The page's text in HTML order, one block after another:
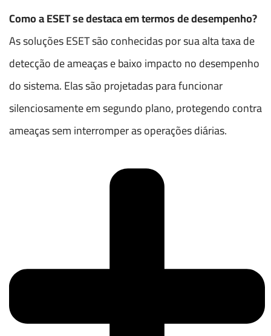
Como a ESET se destaca em termos de desempenho?
As soluções ESET são conhecidas por sua alta taxa de
detecção de ameaças e baixo impacto no desempenho
do sistema. Elas são projetadas para funcionar
silenciosamente em segundo plano, protegendo contra
ameaças sem interromper as operações diárias.